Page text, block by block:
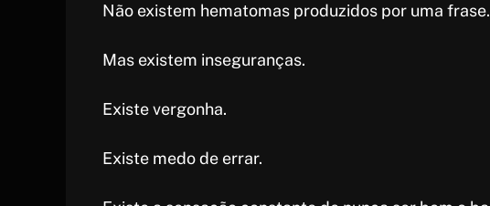
Não existem hematomas produzidos por uma frase.
Mas existem inseguranças.
Existe vergonha.
Existe medo de errar.